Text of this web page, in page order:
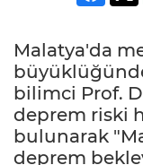
Malatya'da
bilimci Prof.
deprem riski
bulunarak
deprem